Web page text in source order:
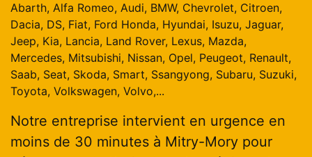
Abarth, Alfa Romeo, Audi, BMW, Chevrolet, Citroen,
Dacia, DS, Fiat, Ford Honda, Hyundai, Isuzu, Jaguar,
Jeep, Kia, Lancia, Land Rover, Lexus, Mazda,
Mercedes, Mitsubishi, Nissan, Opel, Peugeot, Renault,
Saab, Seat, Skoda, Smart, Ssangyong, Subaru, Suzuki,
Toyota, Volkswagen, Volvo,...
Notre entreprise intervient en urgence en
moins de 30 minutes à Mitry-Mory pour